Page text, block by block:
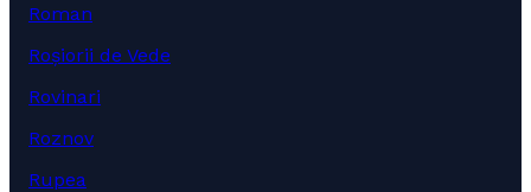
Roman
Roșiorii de Vede
Rovinari
Roznov
Rupea